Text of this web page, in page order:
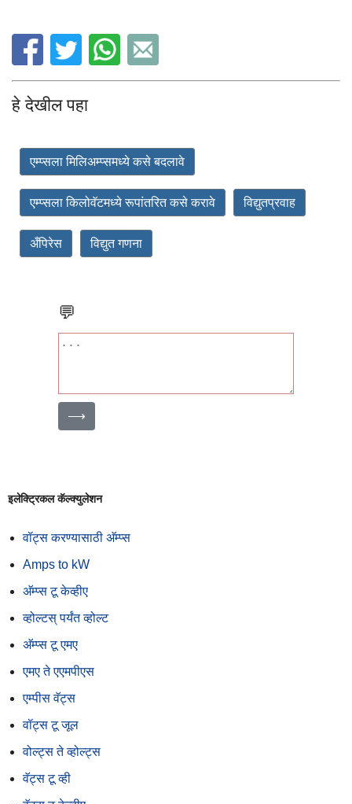
हे देखील पहा
एम्प्सला मिलिअम्प्समध्ये कसे बदलावे
एम्प्सला किलोवॅटमध्ये रूपांतरित कसे करावे विद्युतप्रवाह
अँपिरेस विद्युत गणना
💬
⟶
इलेक्ट्रिकल कॅल्क्युलेशन
वॉट्स करण्यासाठी अ‍ॅम्प्स
Amps to kW
अ‍ॅम्प्स टू केव्हीए
व्होल्टस् पर्यंत व्होल्ट
अ‍ॅम्प्स टू एमए
एमए ते एएमपीएस
एम्पीस वॅट्स
वॉट्स टू जूल
वोल्ट्स ते व्होल्ट्स
वॅट्स टू व्ही